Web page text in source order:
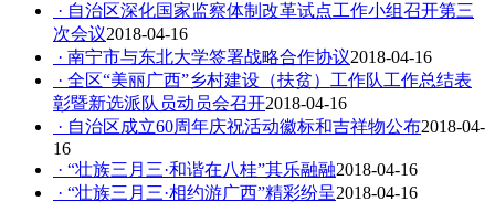
· 自治区深化国家监察体制改革试点工作小组召开第三
次会议2018-04-16
· 南宁市与东北大学签署战略合作协议2018-04-16
· 全区“美丽广西”乡村建设（扶贫）工作队工作总结表
彰暨新选派队员动员会召开2018-04-16
· 自治区成立60周年庆祝活动徽标和吉祥物公布2018-04-
16
· “壮族三月三·和谐在八桂”其乐融融2018-04-16
· “壮族三月三·相约游广西”精彩纷呈2018-04-16